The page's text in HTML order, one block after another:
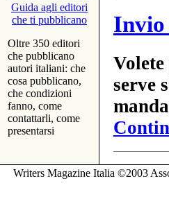
Guida agli editori
che ti pubblicano
Oltre 350 editori
che pubblicano
autori italiani: che
cosa pubblicano,
che condizioni
fanno, come
contattarli, come
presentarsi
serve
Writers Magazine Italia ©2003